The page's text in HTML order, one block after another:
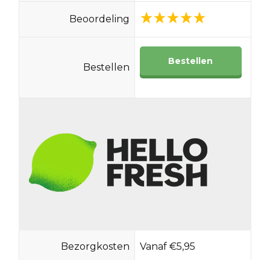
Beoordeling
Bestellen
Bestellen
Bezorgkosten Vanaf €5,95